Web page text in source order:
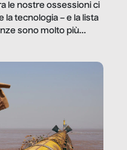
le nostre ossessioni ci
la tecnologia – e la lista
sono molto più
vediamo